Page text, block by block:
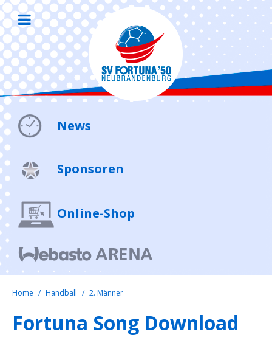
News
Sponsoren
Online-Shop
Home Handball 2. Männer
Fortuna Song Download